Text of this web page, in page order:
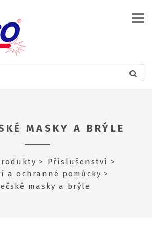
MASKY A BRÝLE
Příslušenství
a ochranné pomůcky
masky a brýle